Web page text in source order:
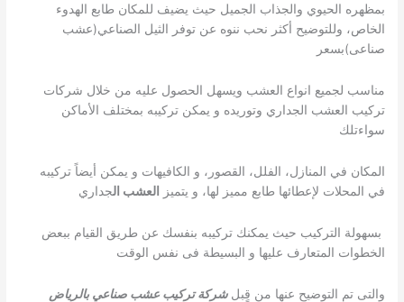
بمظهره الحيوي والجذاب الجميل حيث يضيف للمكان طابع الهدوء
الخاص، وللتوضيح أكثر نحب ننوه عن توفر الثيل الصناعي(عشب
صناعى)بسعر
مناسب لجميع انواع العشب ويسهل الحصول عليه من خلال شركات
تركيب العشب الجداري وتوريده و يمكن تركيبه بمختلف الأماكن
سواءتلك
المكان في المنازل، الفلل، القصور، و الكافيهات و يمكن أيضاً تركيبه
في المحلات لإعطائها طابع مميز لها، و يتميز
العشب الجداري
بسهولة التركيب حيث يمكنك تركيبه بنفسك عن طريق القيام ببعض
الخطوات المتعارف عليها و البسيطة فى نفس الوقت
والتى تم التوضيح عنها من قٍبلشركة تركيب عشب صناعي بالرياض